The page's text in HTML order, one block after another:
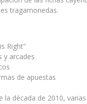
tragamonedas.
Right”
y arcades
de apuestas
la década de 2010,